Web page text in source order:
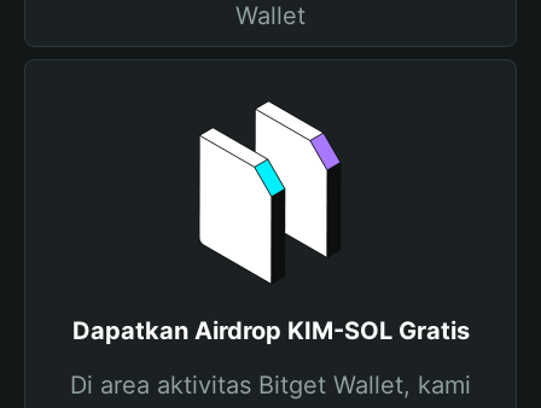
Wallet
Dapatkan Airdrop KIM-SOL Gratis
Di area aktivitas Bitget Wallet, kami